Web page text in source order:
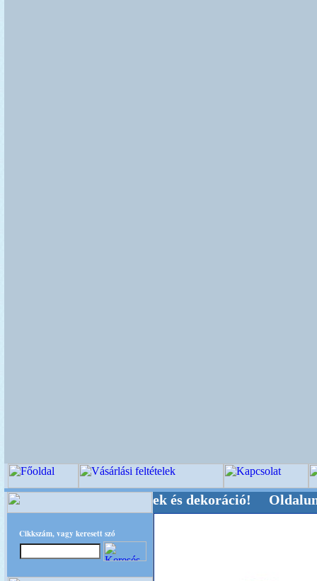
Cikkszám, vagy keresett szó
kellékek és dekoráció! Oldalunkat